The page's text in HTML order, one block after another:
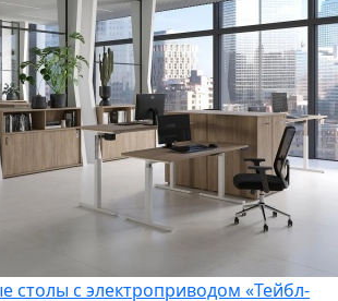
столы с электроприводом «Тейбл-